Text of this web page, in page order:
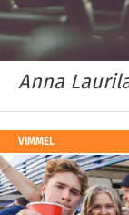
Anna
VIMMEL